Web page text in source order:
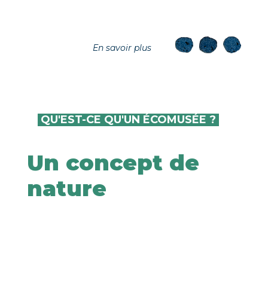
En savoir plus
QU'EST-CE QU'UN ÉCOMUSÉE ?
Un concept de
nature